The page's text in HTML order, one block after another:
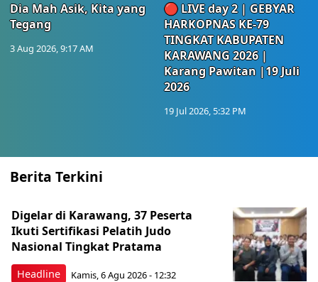
Dia Mah Asik, Kita yang
Tegang
3 Aug 2026, 9:17 AM
🔴 LIVE day 2 | GEBYAR
HARKOPNAS KE-79
TINGKAT KABUPATEN
KARAWANG 2026 |
Karang Pawitan |19 Juli
2026
19 Jul 2026, 5:32 PM
Berita Terkini
Headline
Digelar di Karawang, 37 Peserta
Ikuti Sertifikasi Pelatih Judo
Nasional Tingkat Pratama
Kamis, 6 Agu 2026 - 12:32